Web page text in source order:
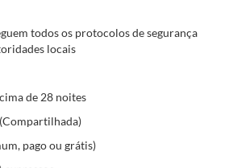
todos os protocolos de segurança
locais
de 28 noites
pago ou grátis)